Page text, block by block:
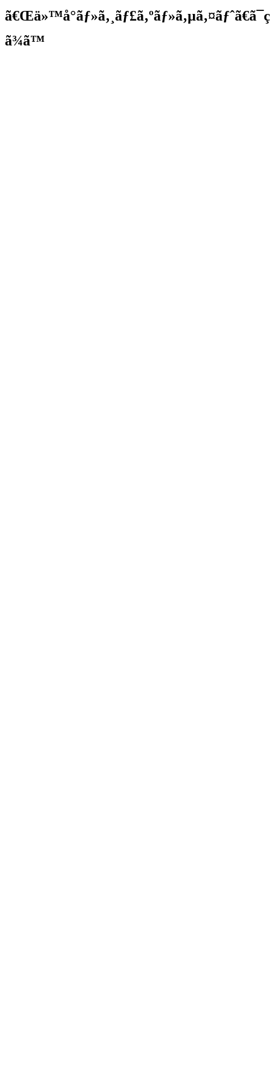
ã¾ã™